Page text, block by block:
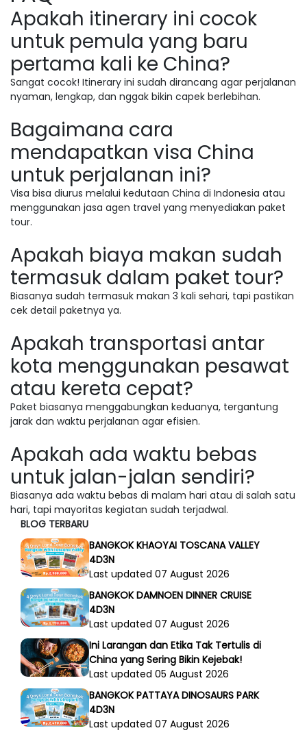
Apakah itinerary ini cocok
untuk pemula yang baru
pertama kali ke China?
Sangat cocok! Itinerary ini sudah dirancang agar perjalanan
nyaman, lengkap, dan nggak bikin capek berlebihan.
Bagaimana cara
mendapatkan visa China
untuk perjalanan ini?
Visa bisa diurus melalui kedutaan China di Indonesia atau
menggunakan jasa agen travel yang menyediakan paket
tour.
Apakah biaya makan sudah
termasuk dalam paket tour?
Biasanya sudah termasuk makan 3 kali sehari, tapi pastikan
cek detail paketnya ya.
Apakah transportasi antar
kota menggunakan pesawat
atau kereta cepat?
Paket biasanya menggabungkan keduanya, tergantung
jarak dan waktu perjalanan agar efisien.
Apakah ada waktu bebas
untuk jalan-jalan sendiri?
Biasanya ada waktu bebas di malam hari atau di salah satu
hari, tapi mayoritas kegiatan sudah terjadwal.
BLOG TERBARU
BANGKOK KHAOYAI TOSCANA VALLEY
4D3N
Last updated 07 August 2026
BANGKOK DAMNOEN DINNER CRUISE
4D3N
Last updated 07 August 2026
Ini Larangan dan Etika Tak Tertulis di
China yang Sering Bikin Kejebak!
Last updated 05 August 2026
BANGKOK PATTAYA DINOSAURS PARK
4D3N
Last updated 07 August 2026